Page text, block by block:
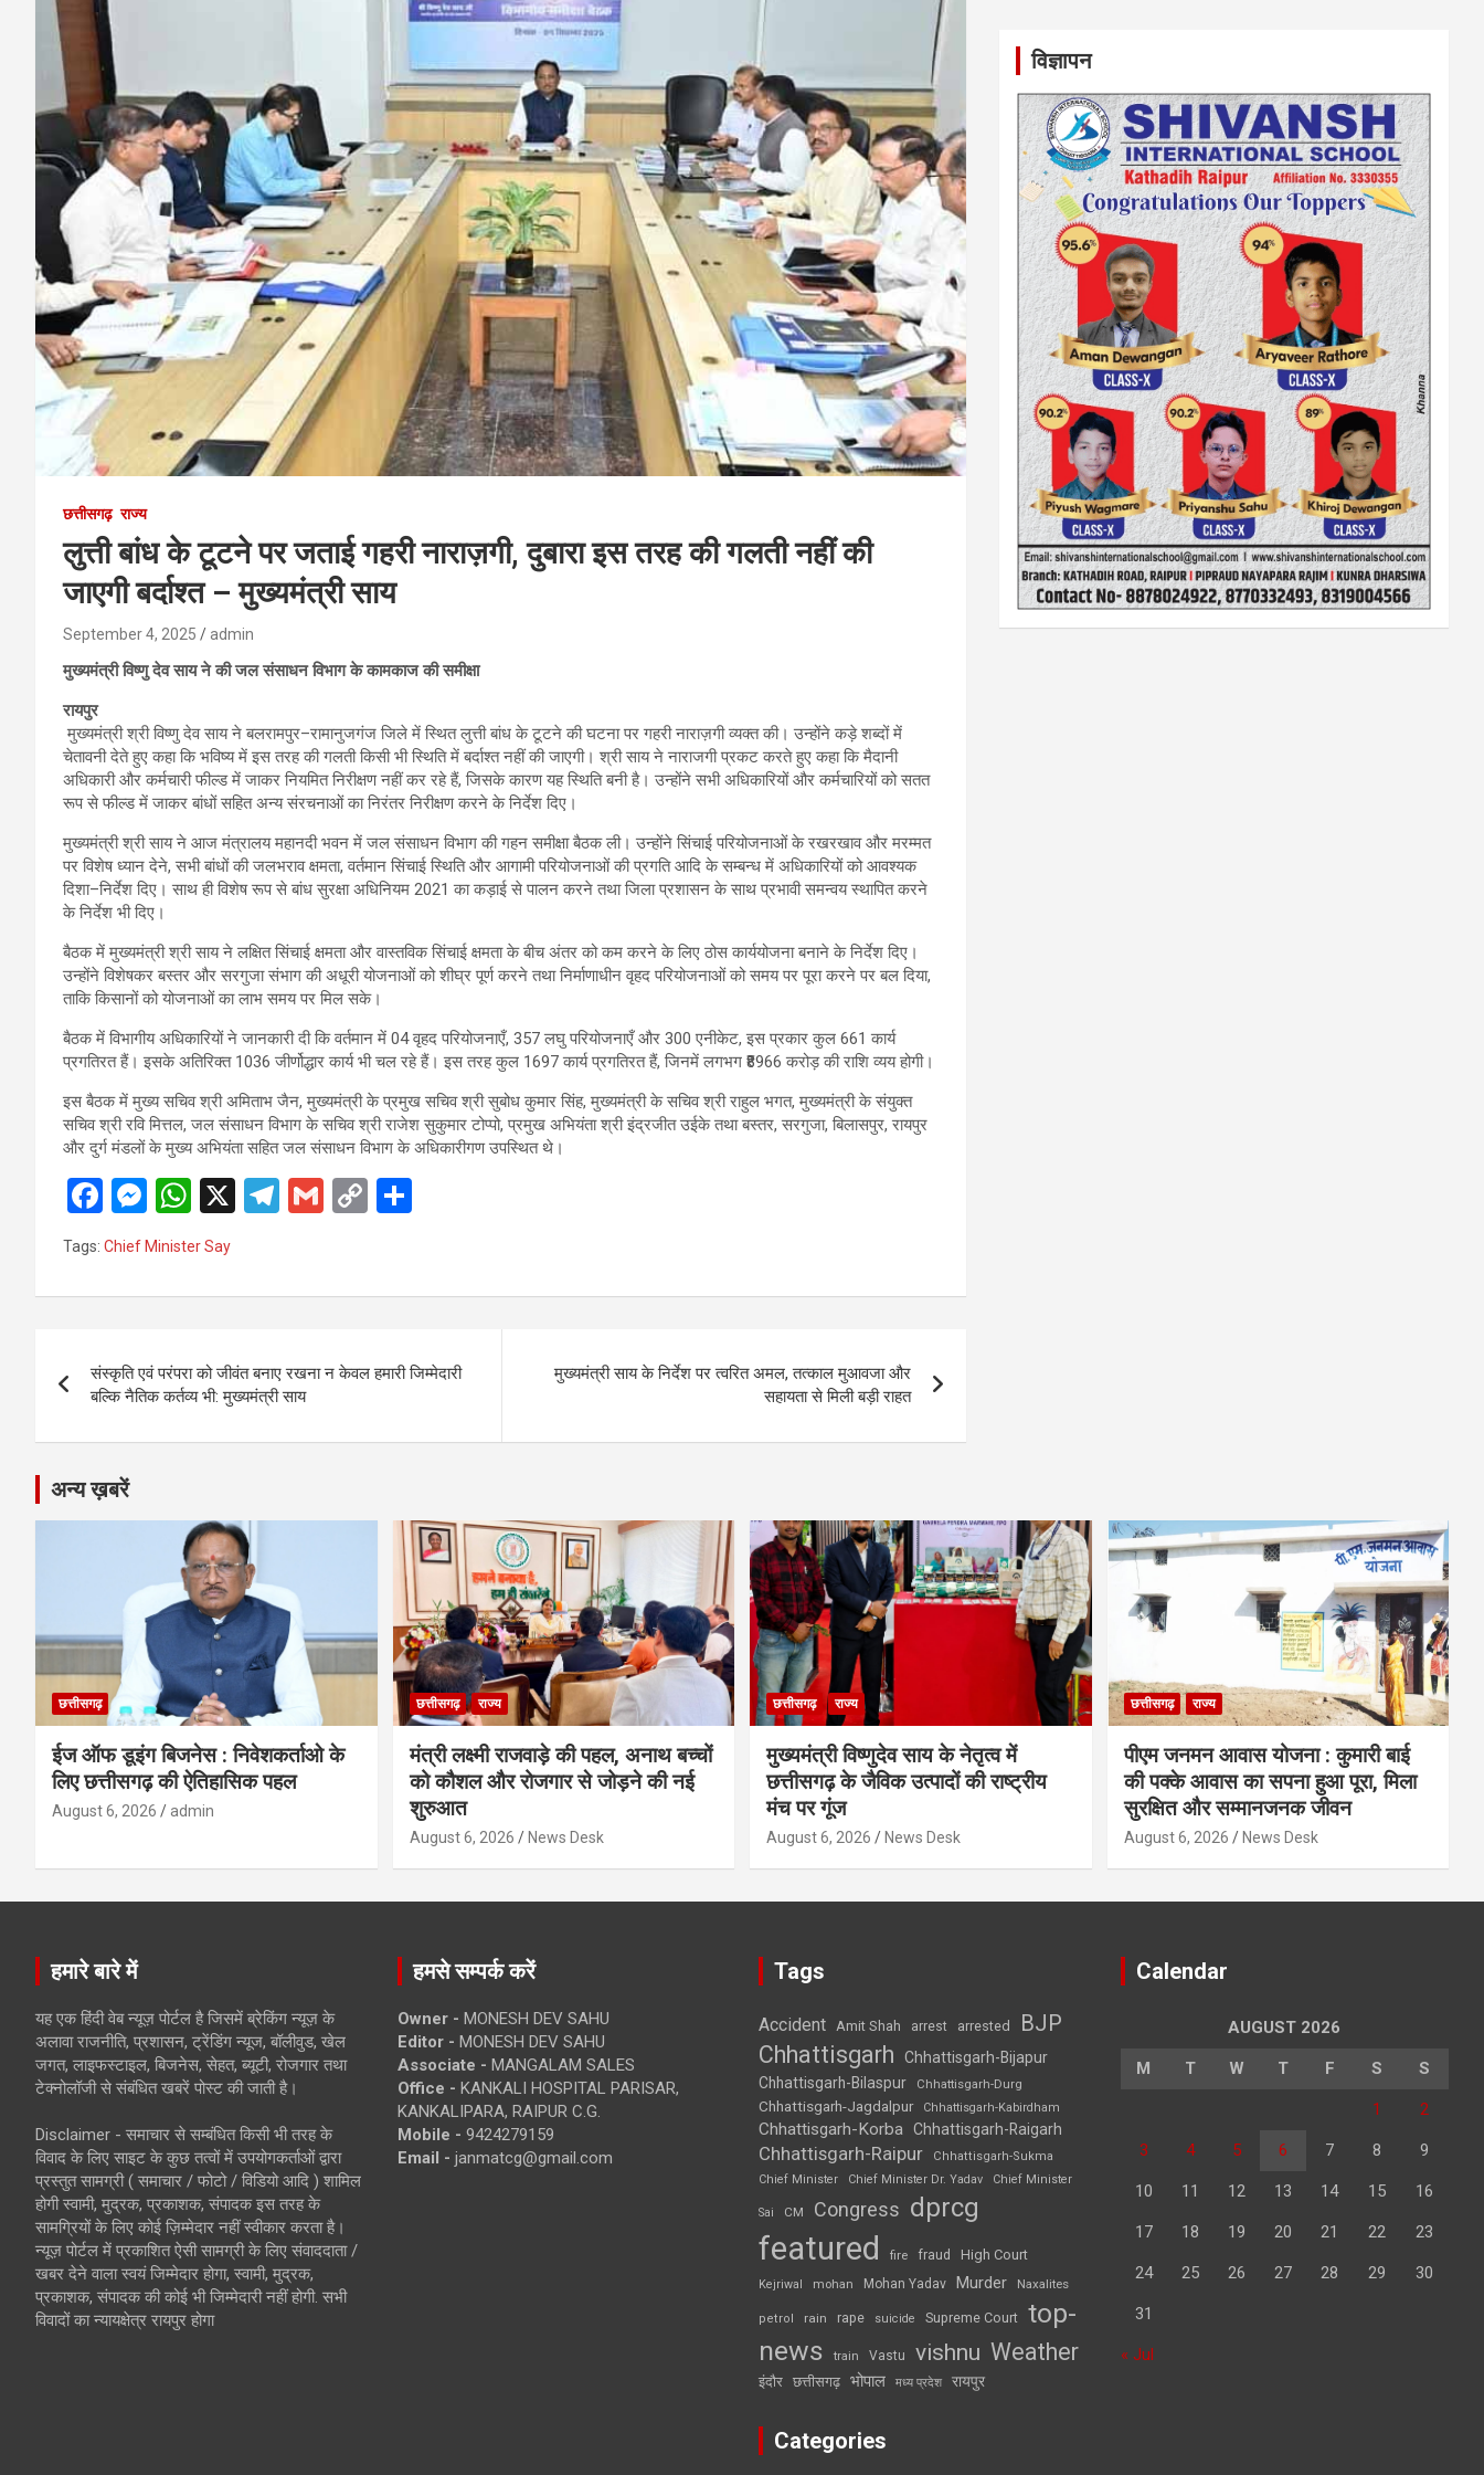
छत्तीसगढ़ राज्य
लुत्ती बांध के टूटने पर जताई गहरी नाराज़गी, दुबारा इस तरह की गलती नहीं की
जाएगी बर्दाश्त – मुख्यमंत्री साय
September 4, 2025 admin
मुख्यमंत्री विष्णु देव साय ने की जल संसाधन विभाग के कामकाज की समीक्षा
रायपुर
मुख्यमंत्री श्री विष्णु देव साय ने बलरामपुर–रामानुजगंज जिले में स्थित लुत्ती बांध के टूटने की घटना पर गहरी नाराज़गी व्यक्त की। उन्होंने कड़े शब्दों में
चेतावनी देते हुए कहा कि भविष्य में इस तरह की गलती किसी भी स्थिति में बर्दाश्त नहीं की जाएगी। श्री साय ने नाराजगी प्रकट करते हुए कहा कि मैदानी
अधिकारी और कर्मचारी फील्ड में जाकर नियमित निरीक्षण नहीं कर रहे हैं, जिसके कारण यह स्थिति बनी है। उन्होंने सभी अधिकारियों और कर्मचारियों को सतत
रूप से फील्ड में जाकर बांधों सहित अन्य संरचनाओं का निरंतर निरीक्षण करने के निर्देश दिए।
मुख्यमंत्री श्री साय ने आज मंत्रालय महानदी भवन में जल संसाधन विभाग की गहन समीक्षा बैठक ली। उन्होंने सिंचाई परियोजनाओं के रखरखाव और मरम्मत
पर विशेष ध्यान देने, सभी बांधों की जलभराव क्षमता, वर्तमान सिंचाई स्थिति और आगामी परियोजनाओं की प्रगति आदि के सम्बन्ध में अधिकारियों को आवश्यक
दिशा–निर्देश दिए। साथ ही विशेष रूप से बांध सुरक्षा अधिनियम 2021 का कड़ाई से पालन करने तथा जिला प्रशासन के साथ प्रभावी समन्वय स्थापित करने
के निर्देश भी दिए।
बैठक में मुख्यमंत्री श्री साय ने लक्षित सिंचाई क्षमता और वास्तविक सिंचाई क्षमता के बीच अंतर को कम करने के लिए ठोस कार्ययोजना बनाने के निर्देश दिए।
उन्होंने विशेषकर बस्तर और सरगुजा संभाग की अधूरी योजनाओं को शीघ्र पूर्ण करने तथा निर्माणाधीन वृहद परियोजनाओं को समय पर पूरा करने पर बल दिया,
ताकि किसानों को योजनाओं का लाभ समय पर मिल सके।
बैठक में विभागीय अधिकारियों ने जानकारी दी कि वर्तमान में 04 वृहद परियोजनाएँ, 357 लघु परियोजनाएँ और 300 एनीकेट, इस प्रकार कुल 661 कार्य
प्रगतिरत हैं। इसके अतिरिक्त 1036 जीर्णोद्धार कार्य भी चल रहे हैं। इस तरह कुल 1697 कार्य प्रगतिरत हैं, जिनमें लगभग ₹8966 करोड़ की राशि व्यय होगी।
इस बैठक में मुख्य सचिव श्री अमिताभ जैन, मुख्यमंत्री के प्रमुख सचिव श्री सुबोध कुमार सिंह, मुख्यमंत्री के सचिव श्री राहुल भगत, मुख्यमंत्री के संयुक्त
सचिव श्री रवि मित्तल, जल संसाधन विभाग के सचिव श्री राजेश सुकुमार टोप्पो, प्रमुख अभियंता श्री इंद्रजीत उईके तथा बस्तर, सरगुजा, बिलासपुर, रायपुर
और दुर्ग मंडलों के मुख्य अभियंता सहित जल संसाधन विभाग के अधिकारीगण उपस्थित थे।
F
a
ce
b
o
k
M
es
se
n
er
W
h
at
s
p
p
X
T
gr
m
G
C
Li
k
e
Tags: Chief Minister Say
navigation
संस्कृति एवं परंपरा को जीवंत बनाए रखना न केवल हमारी जिम्मेदारी
बल्कि नैतिक कर्तव्य भी: मुख्यमंत्री साय
मुख्यमंत्री साय के निर्देश पर त्वरित अमल, तत्काल मुआवजा और
सहायता से मिली बड़ी राहत
विज्ञापन
अन्य ख़बरें
छत्तीसगढ़
ईज ऑफ डूइंग बिजनेस : निवेशकर्ताओ के
लिए छत्तीसगढ़ की ऐतिहासिक पहल
August 6, 2026 admin
छत्तीसगढ़ राज्य
मंत्री लक्ष्मी राजवाड़े की पहल, अनाथ बच्चों
को कौशल और रोजगार से जोड़ने की नई
शुरुआत
August 6, 2026 News Desk
छत्तीसगढ़ राज्य
मुख्यमंत्री विष्णुदेव साय के नेतृत्व में
छत्तीसगढ़ के जैविक उत्पादों की राष्ट्रीय
मंच पर गूंज
August 6, 2026 News Desk
छत्तीसगढ़ राज्य
पीएम जनमन आवास योजना : कुमारी बाई
की पक्के आवास का सपना हुआ पूरा, मिला
सुरक्षित और सम्मानजनक जीवन
August 6, 2026 News Desk
हमारे बारे में
यह एक हिंदी वेब न्यूज़ पोर्टल है जिसमें ब्रेकिंग न्यूज़ के
अलावा राजनीति, प्रशासन, ट्रेंडिंग न्यूज, बॉलीवुड, खेल
जगत, लाइफस्टाइल, बिजनेस, सेहत, ब्यूटी, रोजगार तथा
टेक्नोलॉजी से संबंधित खबरें पोस्ट की जाती है।
Disclaimer - समाचार से सम्बंधित किसी भी तरह के
विवाद के लिए साइट के कुछ तत्वों में उपयोगकर्ताओं द्वारा
प्रस्तुत सामग्री ( समाचार / फोटो / विडियो आदि ) शामिल
होगी स्वामी, मुद्रक, प्रकाशक, संपादक इस तरह के
सामग्रियों के लिए कोई ज़िम्मेदार नहीं स्वीकार करता है।
न्यूज़ पोर्टल में प्रकाशित ऐसी सामग्री के लिए संवाददाता /
खबर देने वाला स्वयं जिम्मेदार होगा, स्वामी, मुद्रक,
प्रकाशक, संपादक की कोई भी जिम्मेदारी नहीं होगी. सभी
विवादों का न्यायक्षेत्र रायपुर होगा
हमसे सम्पर्क करें
Owner - MONESH DEV SAHU
Editor - MONESH DEV SAHU
Associate - MANGALAM SALES
Office - KANKALI HOSPITAL PARISAR,
KANKALIPARA, RAIPUR C.G.
Mobile - 9424279159
Email - janmatcg@gmail.com
Tags
Accident Amit Shah arrest arrested BJP
Chhattisgarh
Chhattisgarh-Bijapur
Chhattisgarh-Bilaspur
Chhattisgarh-Durg
Chhattisgarh-Jagdalpur Chhattisgarh-Kabirdham
Chhattisgarh-Korba Chhattisgarh-Raigarh
Chhattisgarh-Raipur
Chhattisgarh-Sukma
Chief Minister
Chief Minister Dr. Yadav Chief Minister
Sai CM Congress dprcg
featured fire fraud High Court
Kejriwal mohan Mohan Yadav Murder Naxalites
petrol rain rape suicide Supreme Court top-
news
train Vastu vishnu Weather
इंदौर छत्तीसगढ़ भोपाल मध्य प्रदेश रायपुर
Categories
Calendar
AUGUST 2026
M T W T F S S
1 2
3 4 5 6 7 8 9
10 11 12 13 14 15 16
17 18 19 20 21 22 23
24 25 26 27 28 29 30
31
« Jul